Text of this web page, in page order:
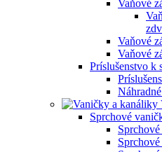
Vaňové
Vaňové
Vaňové
Príslušenstvo k
Sprchové